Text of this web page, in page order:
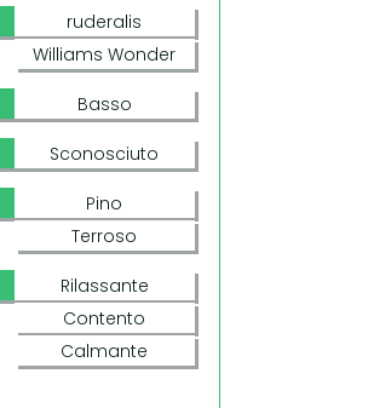
ruderalis
Williams Wonder
Basso
Sconosciuto
Pino
Terroso
Rilassante
Contento
Calmante